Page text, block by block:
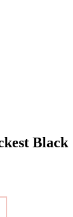
Black